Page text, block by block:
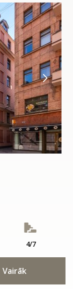
4/7
Vairāk